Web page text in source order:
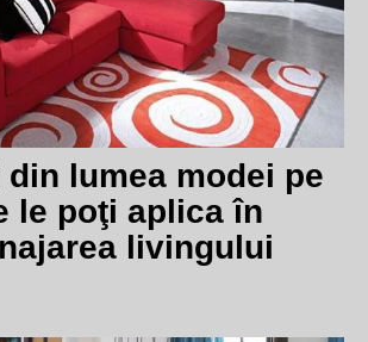
lumea modei pe
le poţi aplica în
livingului